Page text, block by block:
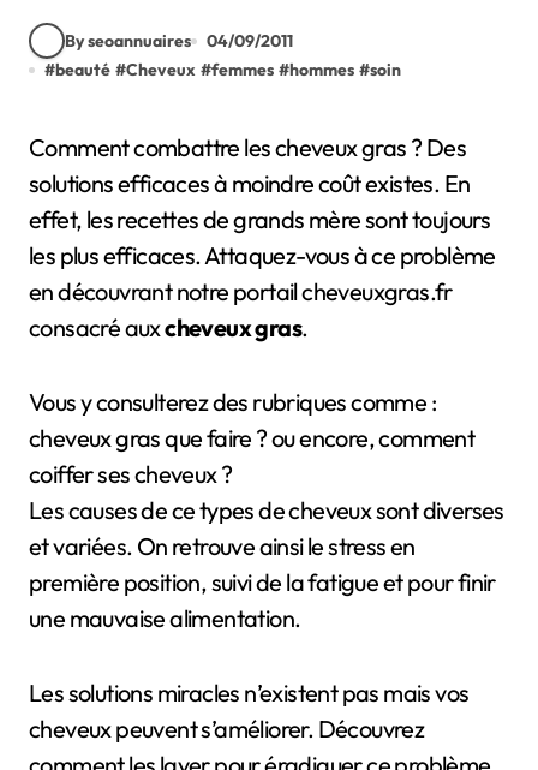
By seoannuaires
04/09/2011
#beauté #Cheveux #femmes #hommes #soin
Comment combattre les cheveux gras ? Des
solutions efficaces à moindre coût existes. En
effet, les recettes de grands mère sont toujours
les plus efficaces. Attaquez-vous à ce problème
en découvrant notre portail cheveuxgras.fr
consacré auxcheveux gras.
Vous y consulterez des rubriques comme :
cheveux gras que faire ? ou encore, comment
coiffer ses cheveux ?
Les causes de ce types de cheveux sont diverses
et variées. On retrouve ainsi le stress en
première position, suivi de la fatigue et pour finir
une mauvaise alimentation.
Les solutions miracles n’existent pas mais vos
cheveux peuvent s’améliorer. Découvrez